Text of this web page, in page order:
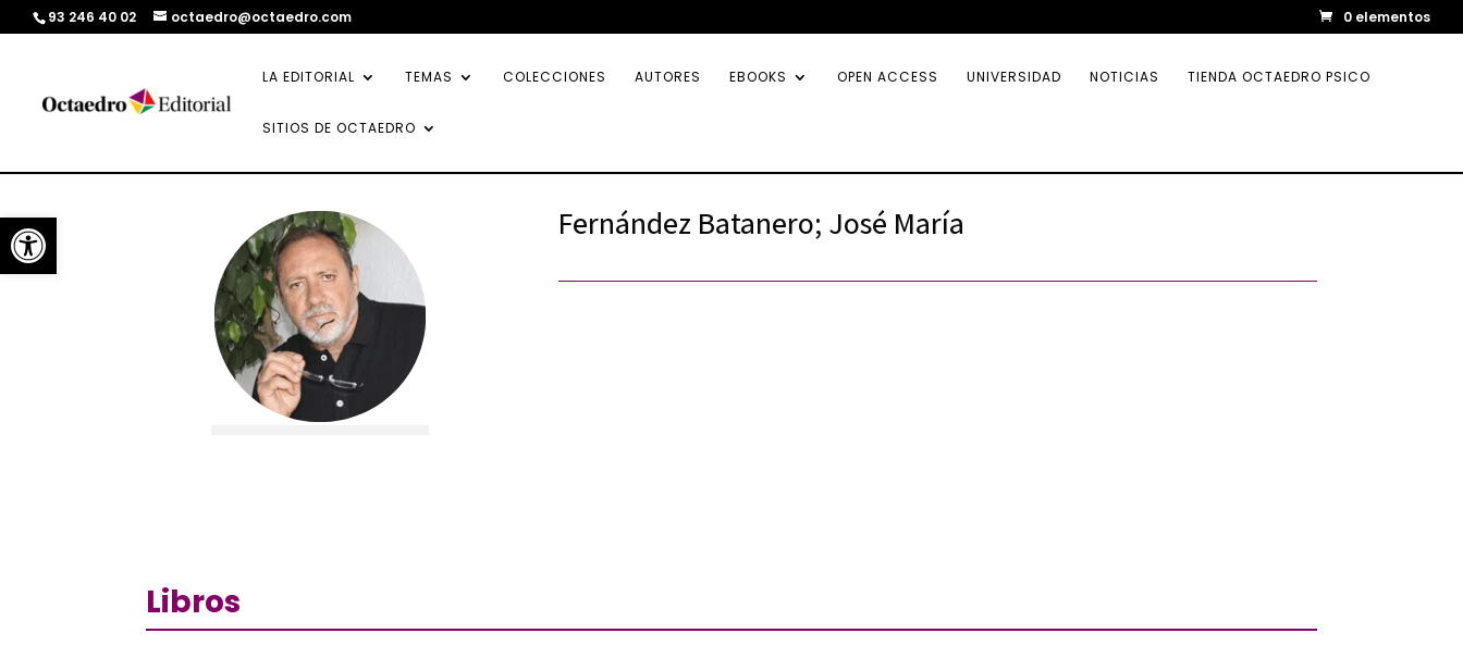
Abrir barra de herramientas
93 246 40 02 octaedro@octaedro.com 0 elementos
LA EDITORIAL TEMAS COLECCIONES AUTORES EBOOKS OPEN ACCESS UNIVERSIDAD NOTICIAS TIENDA OCTAEDRO PSICO
SITIOS DE OCTAEDRO
Fernández Batanero; José María
Libros